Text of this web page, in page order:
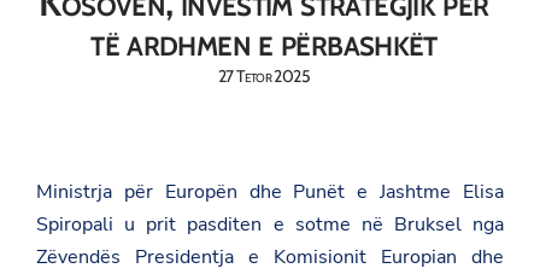
të ardhmen e përbashkët
27 Tetor 2025
Ministrja për Europën dhe Punët e Jashtme Elisa
Spiropali u prit pasditen e sotme në Bruksel nga
Zëvendës Presidentja e Komisionit Europian dhe